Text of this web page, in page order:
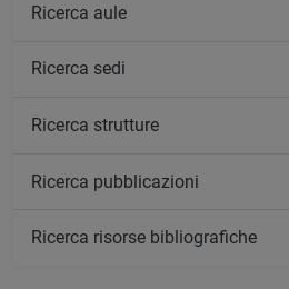
Ricerca aule
Ricerca sedi
Ricerca strutture
Ricerca pubblicazioni
Ricerca risorse bibliografiche